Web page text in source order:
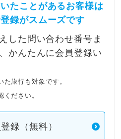
たことがあるお客様は
録がスムーズです
した問い合わせ番号ま
かんたんに会員登録い
旅行も対象です。
ださい。
録（無料）